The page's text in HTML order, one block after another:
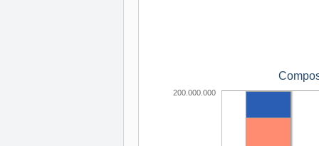
200.000.000